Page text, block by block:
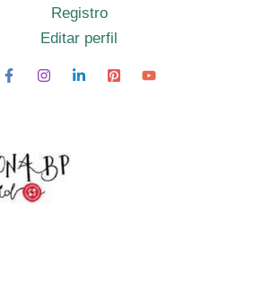
Registro
Editar perfil